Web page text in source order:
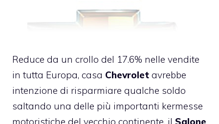
Reduce da un crollo del 17.6% nelle vendite
in tutta Europa, casa Chevrolet avrebbe
intenzione di risparmiare qualche soldo
saltando una delle più importanti kermesse
motoristiche del vecchio continente, il Salone